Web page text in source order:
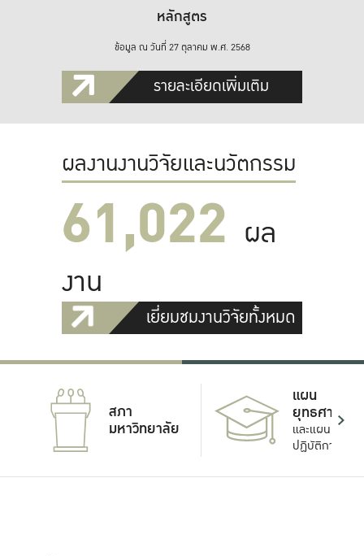
หลักสูตร
ข้อมูล ณ วันที่ 27 ตุลาคม พ.ศ. 2568
รายละเอียดเพิ่มเติม
ผลงานงานวิจัยและนวัตกรรม
61,022 ผล
งาน
เยี่ยมชมงานวิจัยทั้งหมด
สภา
มหาวิทยาลัย
แผน
ยุทธศาสตร์
และแผน
ปฏิบัติการ